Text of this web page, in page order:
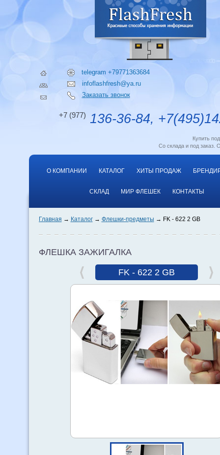
telegram +79771363684
infoflashfresh@ya.ru
Заказать звонок
+7 (977) 136-36-84,
Купить
Со склада и под заказ.
О КОМПАНИИ КАТАЛОГ ХИТЫ ПРОДАЖ
СКЛАД МИР ФЛЕШЕК КОНТАКТЫ
Главная Каталог Флешки-предметы FK - 622 2 GB
ФЛЕШКА ЗАЖИГАЛКА
FK - 622 2 GB